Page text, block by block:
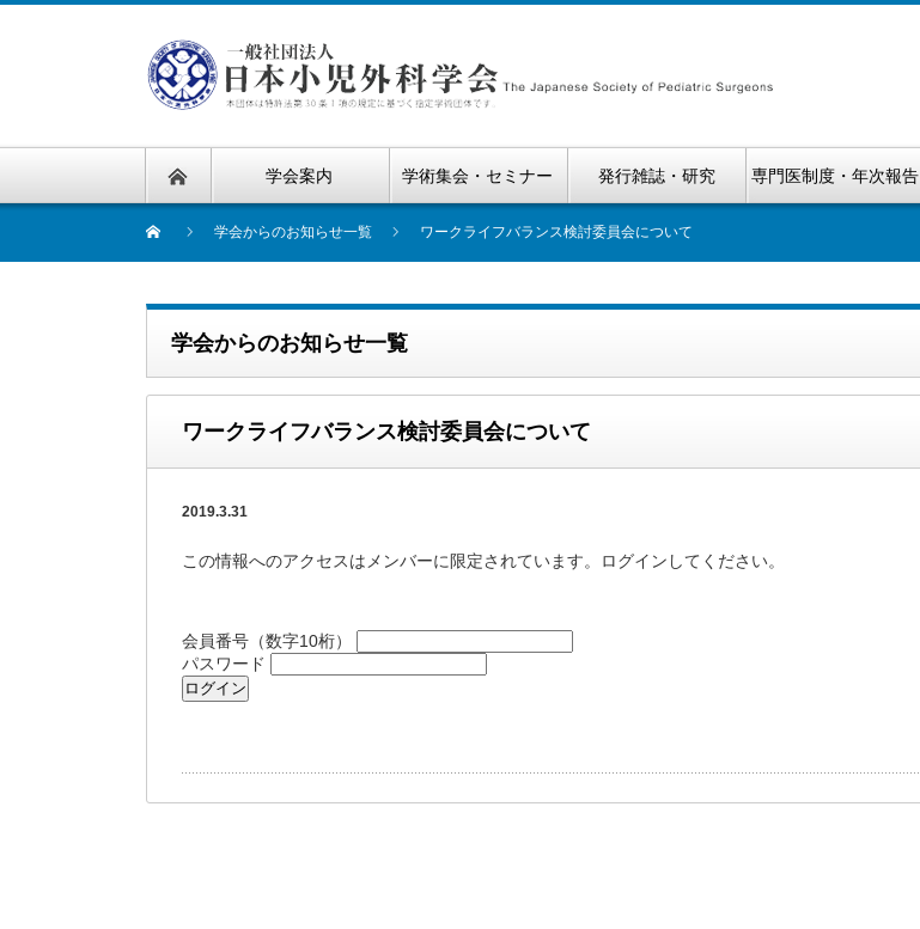
学会案内 学術集会・セミナー 発行雑誌・研究 専門医制度・年次報告
学会からのお知らせ一覧 ワークライフバランス検討委員会について
学会からのお知らせ一覧
ワークライフバランス検討委員会について
2019.3.31
この情報へのアクセスはメンバーに限定されています。ログインしてください。
会員番号（数字10桁）
パスワード